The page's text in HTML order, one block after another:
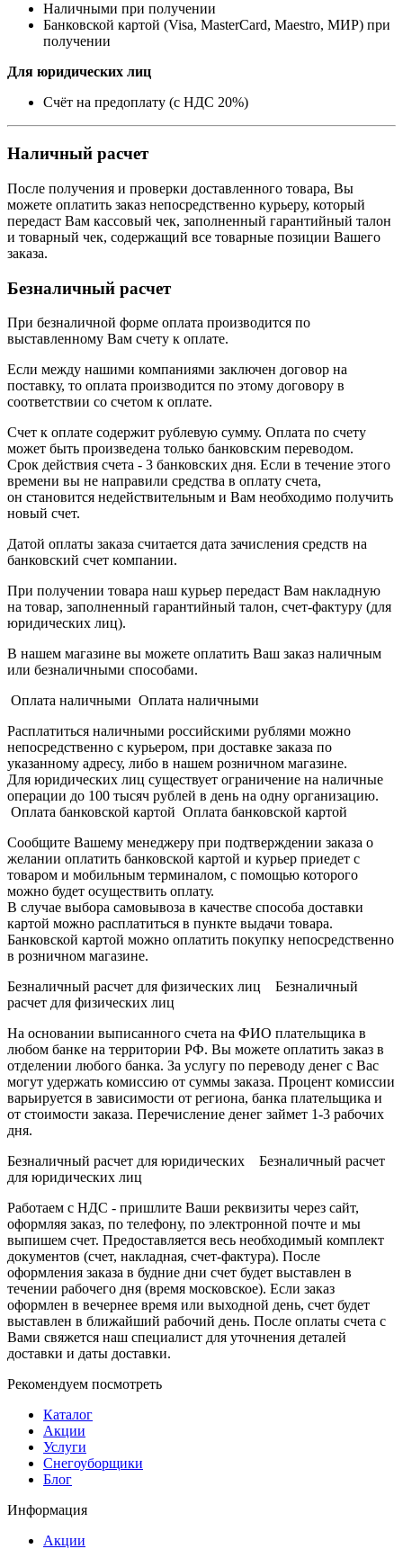
Наличными при получении
Банковской картой (Visa, MasterCard, Maestro, МИР) при
получении
Для юридических лиц
Счёт на предоплату (с НДС 20%)
Наличный расчет
После получения и проверки доставленного товара, Вы
можете оплатить заказ непосредственно курьеру, который
передаст Вам кассовый чек, заполненный гарантийный талон
и товарный чек, содержащий все товарные позиции Вашего
заказа.
Безналичный расчет
При безналичной форме оплата производится по
выставленному Вам счету к оплате.
Если между нашими компаниями заключен договор на
поставку, то оплата производится по этому договору в
соответствии со счетом к оплате.
Счет к оплате содержит рублевую сумму. Оплата по счету
может быть произведена только банковским переводом.
Срок действия счета - 3 банковских дня. Если в течение этого
времени вы не направили средства в оплату счета,
он становится недействительным и Вам необходимо получить
новый счет.
Датой оплаты заказа считается дата зачисления средств на
банковский счет компании.
При получении товара наш курьер передаст Вам накладную
на товар, заполненный гарантийный талон, счет-фактуру (для
юридических лиц).
В нашем магазине вы можете оплатить Ваш заказ наличным
или безналичными способами.
Оплата наличными Оплата наличными
Расплатиться наличными российскими рублями можно
непосредственно с курьером, при доставке заказа по
указанному адресу, либо в нашем розничном магазине.
Для юридических лиц существует ограничение на наличные
операции до 100 тысяч рублей в день на одну организацию.
Оплата банковской картой Оплата банковской картой
Сообщите Вашему менеджеру при подтверждении заказа о
желании оплатить банковской картой и курьер приедет с
товаром и мобильным терминалом, с помощью которого
можно будет осуществить оплату.
В случае выбора самовывоза в качестве способа доставки
картой можно расплатиться в пункте выдачи товара.
Банковской картой можно оплатить покупку непосредственно
в розничном магазине.
Безналичный расчет для физических лиц Безналичный
расчет для физических лиц
На основании выписанного счета на ФИО плательщика в
любом банке на территории РФ. Вы можете оплатить заказ в
отделении любого банка. За услугу по переводу денег с Вас
могут удержать комиссию от суммы заказа. Процент комиссии
варьируется в зависимости от региона, банка плательщика и
от стоимости заказа. Перечисление денег займет 1-3 рабочих
дня.
Безналичный расчет для юридических Безналичный расчет
для юридических лиц
Работаем с НДС - пришлите Ваши реквизиты через сайт,
оформляя заказ, по телефону, по электронной почте и мы
выпишем счет. Предоставляется весь необходимый комплект
документов (счет, накладная, счет-фактура). После
оформления заказа в будние дни счет будет выставлен в
течении рабочего дня (время московское). Если заказ
оформлен в вечернее время или выходной день, счет будет
выставлен в ближайший рабочий день. После оплаты счета с
Вами свяжется наш специалист для уточнения деталей
доставки и даты доставки.
Рекомендуем посмотреть
Каталог
Акции
Услуги
Снегоуборщики
Блог
Информация
Акции